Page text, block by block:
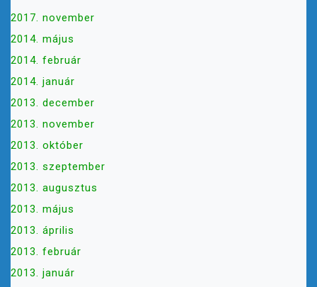
2017. november
2014. május
2014. február
2014. január
2013. december
2013. november
2013. október
2013. szeptember
2013. augusztus
2013. május
2013. április
2013. február
2013. január